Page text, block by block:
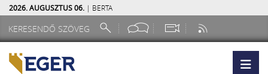
2026. AUGUSZTUS 06. | BERTA